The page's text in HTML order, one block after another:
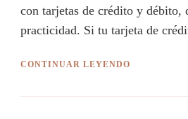
con tarjetas de crédito y débito,
practicidad. Si tu tarjeta de
CONTINUAR LEYENDO